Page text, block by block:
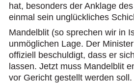
hat, besonders der Anklage
einmal sein unglückliches
Mandelblit (so sprechen wir in
unmöglichen Lage. Der
offiziell beschuldigt, dass er
lassen. Jetzt muss Mandelblit
vor Gericht gestellt werden soll.